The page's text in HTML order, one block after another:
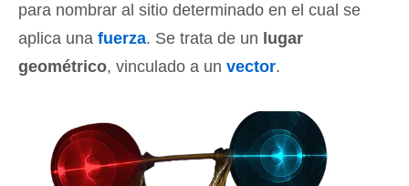
para nombrar al sitio determinado en el cual se
aplica una fuerza. Se trata de un lugar
geométrico, vinculado a un vector.